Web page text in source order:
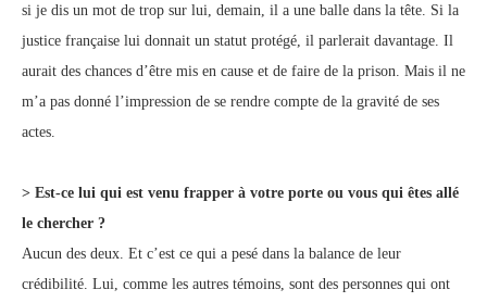
si je dis un mot de trop sur lui, demain, il a une balle dans la tête. Si la
justice française lui donnait un statut protégé, il parlerait davantage. Il
aurait des chances d’être mis en cause et de faire de la prison. Mais il ne
m’a pas donné l’impression de se rendre compte de la gravité de ses
actes.
> Est-ce lui qui est venu frapper à votre porte ou vous qui êtes allé
le chercher ?
Aucun des deux. Et c’est ce qui a pesé dans la balance de leur
crédibilité. Lui, comme les autres témoins, sont des personnes qui ont